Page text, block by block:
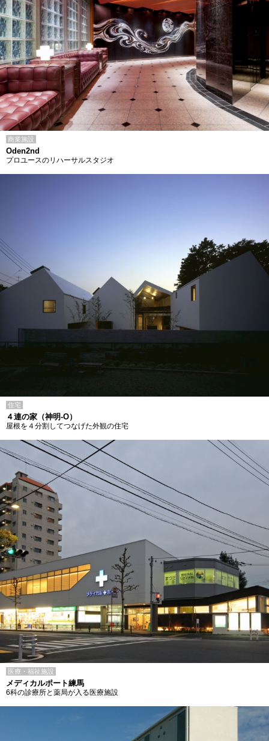
商業施設
Oden2nd
プロユースのリハーサルスタジオ
住宅
４連の家（神明-O）
屋根を４分割してつなげた外観の住宅
医療・福祉施設
メディカルポート練馬
6科の診療所と薬局が入る医療施設